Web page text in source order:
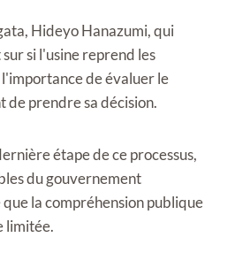
Hideyo Hanazumi, qui
si l'usine reprend les
de évaluer le
de prendre sa décision.
étape de ce processus,
du gouvernement
la compréhension publique
limitée.